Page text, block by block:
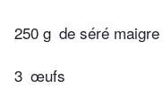
250 g de séré maigre
3 œufs